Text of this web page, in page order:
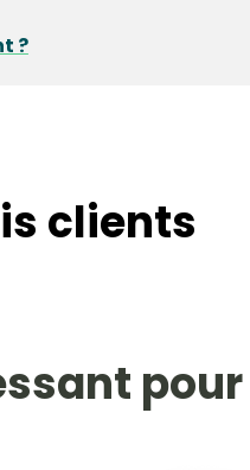
?
clients
pour